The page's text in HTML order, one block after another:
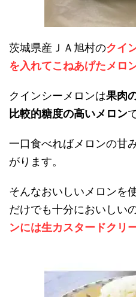
茨城県産ＪＡ旭村のクイ
を入れてこねあげたメロ
クインシーメロンは果肉
比較的糖度の高いメロン
一口食べればメロンの甘
がります。
そんなおいしいメロンを
だけでも十分においしい
ンには生カスタードクリ